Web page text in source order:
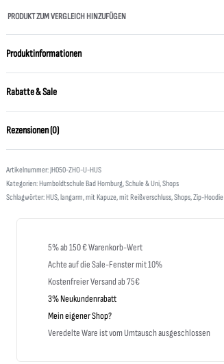
PRODUKT ZUM VERGLEICH HINZUFÜGEN
Produktinformationen
Rabatte & Sale
Rezensionen (0)
JH050-ZHO-U-HUS
Kategorien:Humboldtschule Bad Homburg,Schule & Uni,Shops
Schlagwörter:HUS,langarm,mit Kapuze,mit Reißverschluss,Shops,Zip-Hoodie
5% ab 150 € Warenkorb-Wert
Achte auf die Sale-Fenster mit 10%
Kostenfreier Versand ab 75€
3% Neukundenrabatt
Mein eigener Shop?
Veredelte Ware ist vom Umtausch ausgeschlossen